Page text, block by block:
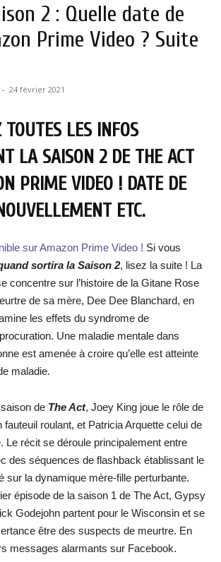
2 : Quelle date de
Prime Video ? Suite
- 24 février 2021
TOUTES LES INFOS
LA SAISON 2 DE THE ACT
PRIME VIDEO ! DATE DE
ETC.
sur Amazon Prime Video ! Si vous
sortira la Saison 2, lisez la suite ! La
concentre sur l’histoire de la Gitane Rose
de sa mère, Dee Dee Blanchard, en
les effets du syndrome de
Une maladie mentale dans
est amenée à croire qu’elle est atteinte
maladie.
de The Act, Joey King joue le rôle de
roulant, et Patricia Arquette celui de
Le récit se déroule principalement entre
des séquences de flashback établissant le
sur la dynamique mère-fille perturbante.
épisode de la saison 1 de The Act, Gypsy
Godejohn partent pour le Wisconsin et se
être des suspects de meurtre. En
messages alarmants sur Facebook.